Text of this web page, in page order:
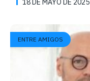
18 DE MAYO DE 2025
ENTRE AMIGOS